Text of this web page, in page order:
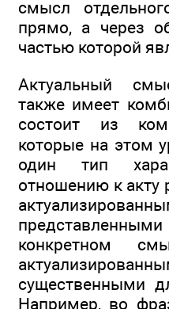
смысл
прямо, а через
частью которой
Актуальный
также имеет
состоит из
которые на этом
один тип
отношению к акту
конкретном
существенными
Например, во